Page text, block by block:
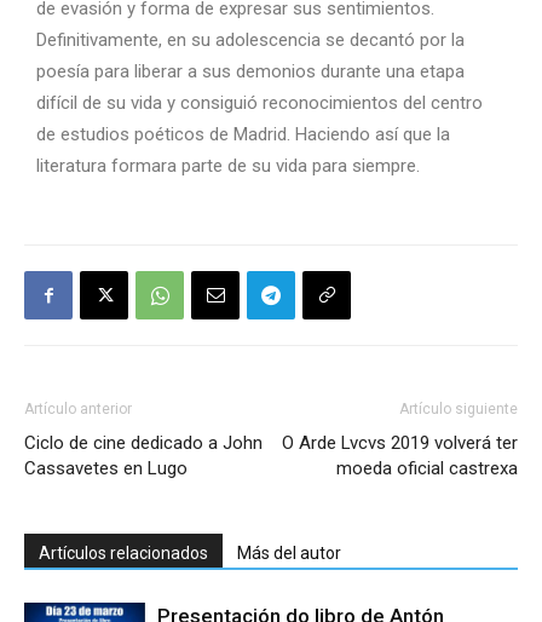
de evasión y forma de expresar sus sentimientos.
Definitivamente, en su adolescencia se decantó por la
poesía para liberar a sus demonios durante una etapa
difícil de su vida y consiguió reconocimientos del centro
de estudios poéticos de Madrid. Haciendo así que la
literatura formara parte de su vida para siempre.
Artículo anterior
Ciclo de cine dedicado a John
Cassavetes en Lugo
Artículo siguiente
O Arde Lvcvs 2019 volverá ter
moeda oficial castrexa
Artículos relacionados Más del autor
Presentación do libro de Antón